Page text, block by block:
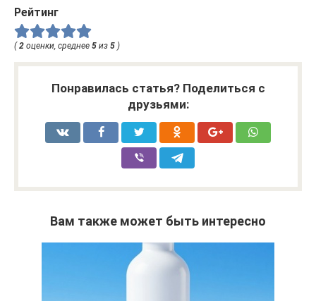
Рейтинг
( 2 оценки, среднее 5 из 5 )
Понравилась статья? Поделиться с
друзьями:
Вам также может быть интересно